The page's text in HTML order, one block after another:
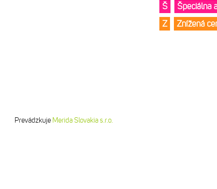
Š
Špeciálna
Z
Znížená
Prevádzkuje Merida Slovakia s.r.o.